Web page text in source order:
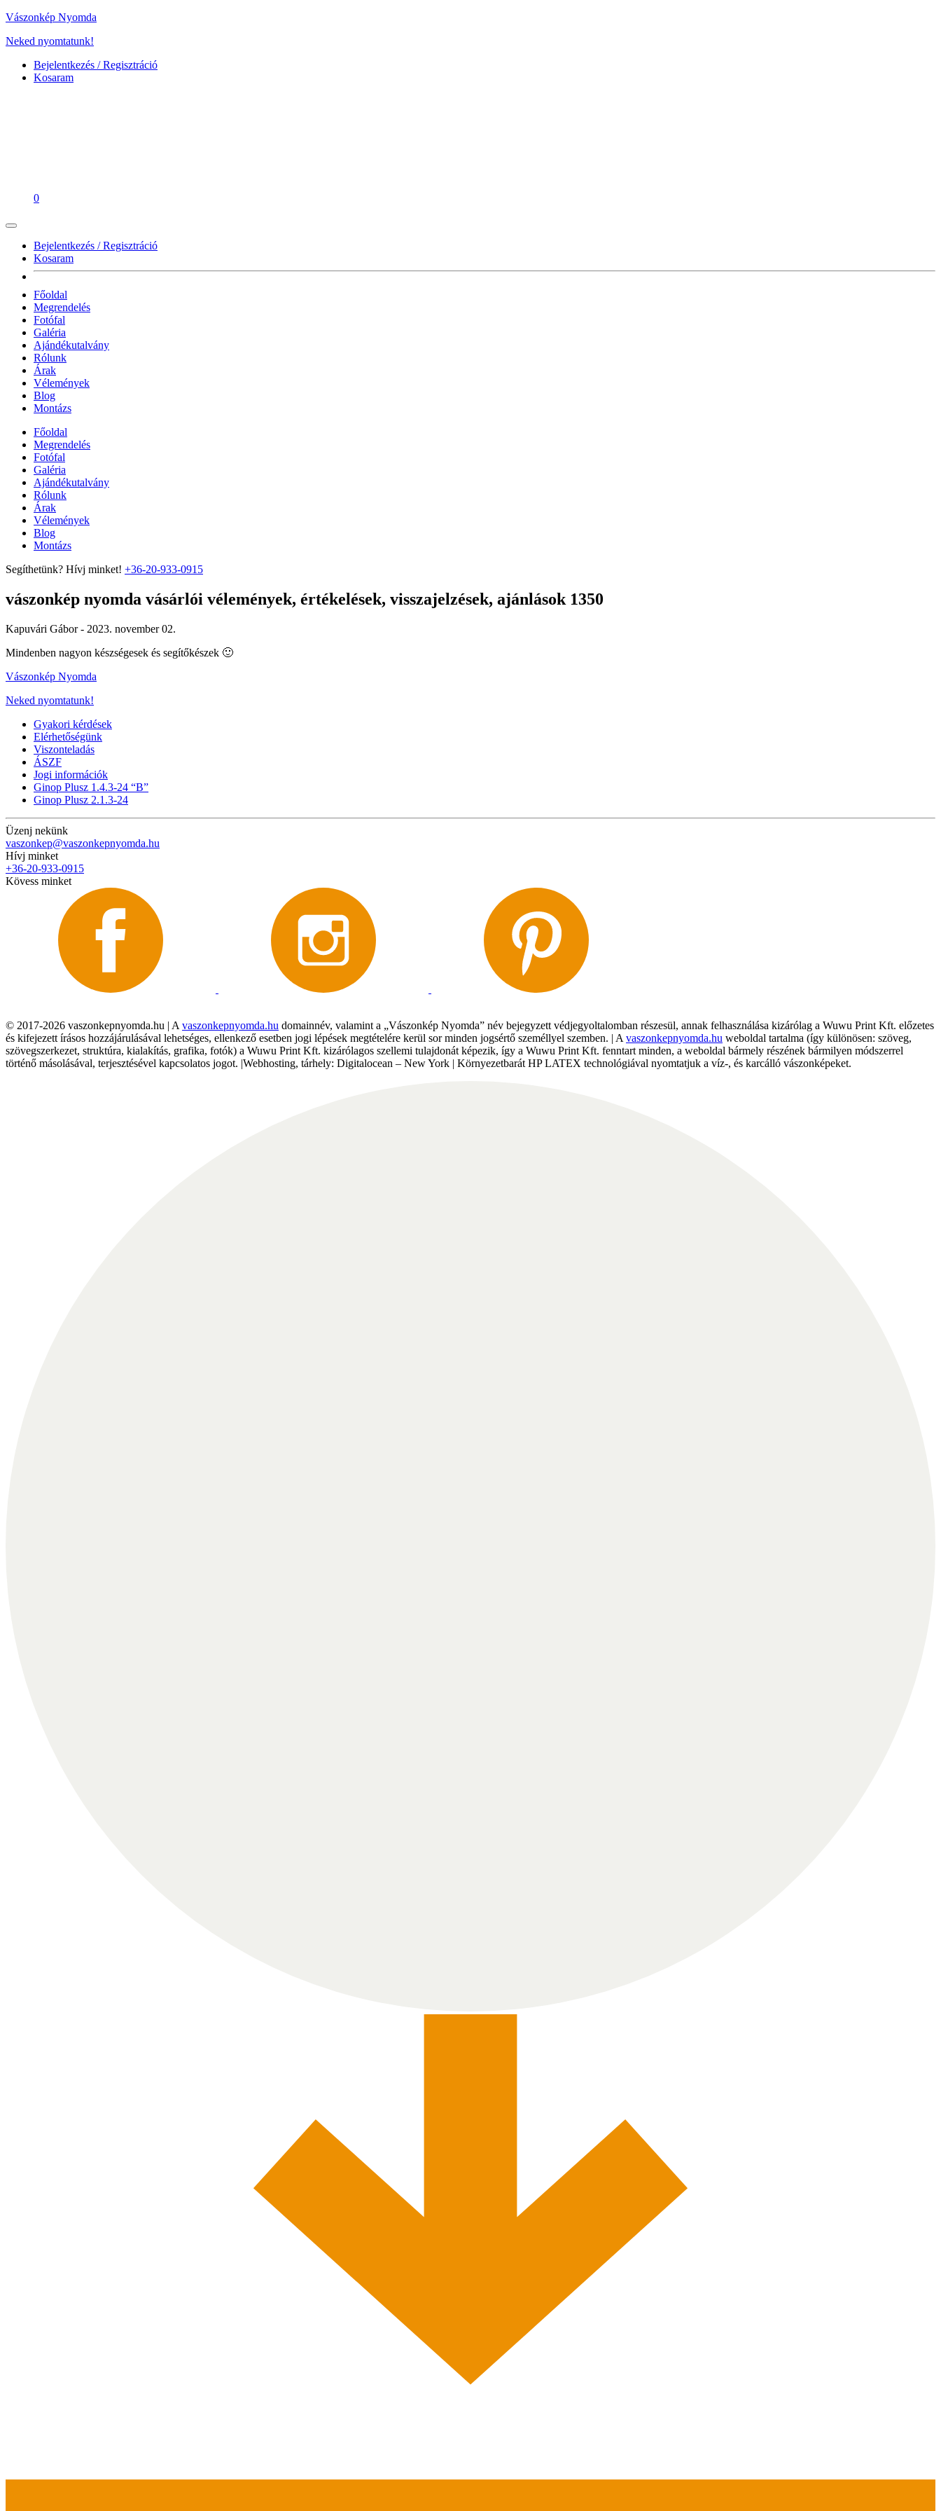
Vászonkép Nyomda
Neked nyomtatunk!
Bejelentkezés / Regisztráció
Kosaram
0
Bejelentkezés / Regisztráció
Kosaram
Főoldal
Megrendelés
Fotófal
Galéria
Ajándékutalvány
Rólunk
Árak
Vélemények
Blog
Montázs
Főoldal
Megrendelés
Fotófal
Galéria
Ajándékutalvány
Rólunk
Árak
Vélemények
Blog
Montázs
Segíthetünk? Hívj minket! +36-20-933-0915
vászonkép nyomda vásárlói vélemények, értékelések, visszajelzések, ajánlások 1350
Kapuvári Gábor - 2023. november 02.
Mindenben nagyon készségesek és segítőkészek 🙂
Vászonkép Nyomda
Neked nyomtatunk!
Gyakori kérdések
Elérhetőségünk
Viszonteladás
ÁSZF
Jogi információk
Ginop Plusz 1.4.3-24 “B”
Ginop Plusz 2.1.3-24
Üzenj nekünk
vaszonkep@vaszonkepnyomda.hu
Hívj minket
+36-20-933-0915
Kövess minket
© 2017-2026 vaszonkepnyomda.hu | A vaszonkepnyomda.hu domainnév, valamint a „Vászonkép Nyomda” név bejegyzett védjegyoltalomban részesül, annak felhasználása kizárólag a Wuwu Print Kft. előzetes
és kifejezett írásos hozzájárulásával lehetséges, ellenkező esetben jogi lépések megtételére kerül sor minden jogsértő személlyel szemben. | A vaszonkepnyomda.hu weboldal tartalma (így különösen: szöveg,
szövegszerkezet, struktúra, kialakítás, grafika, fotók) a Wuwu Print Kft. kizárólagos szellemi tulajdonát képezik, így a Wuwu Print Kft. fenntart minden, a weboldal bármely részének bármilyen módszerrel
történő másolásával, terjesztésével kapcsolatos jogot. |Webhosting, tárhely: Digitalocean – New York | Környezetbarát HP LATEX technológiával nyomtatjuk a víz-, és karcálló vászonképeket.